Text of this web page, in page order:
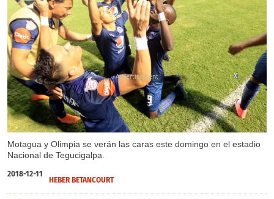
Motagua y Olimpia se verán las caras este domingo en el estadio
Nacional de Tegucigalpa.
X
2018-12-11
HEBER BETANCOURT